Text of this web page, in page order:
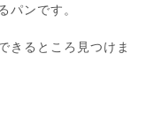
パンです。
きるところ見つけま